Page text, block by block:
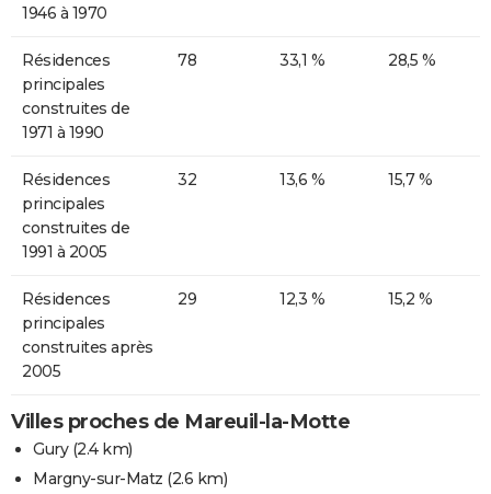
1946 à 1970
Résidences
principales
construites de
1971 à 1990
78 33,1 % 28,5 %
Résidences
principales
construites de
1991 à 2005
32 13,6 % 15,7 %
Résidences
principales
construites après
2005
29 12,3 % 15,2 %
Villes proches de Mareuil-la-Motte
Gury(2.4 km)
Margny-sur-Matz (2.6 km)